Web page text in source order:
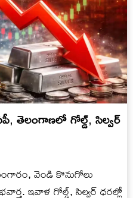
తెలంగాణలో గోల్డ్, సిల్వర్
వెండి కొనుగోలు
ఇవాళ గోల్డ్, సిల్వర్ ధరల్లో